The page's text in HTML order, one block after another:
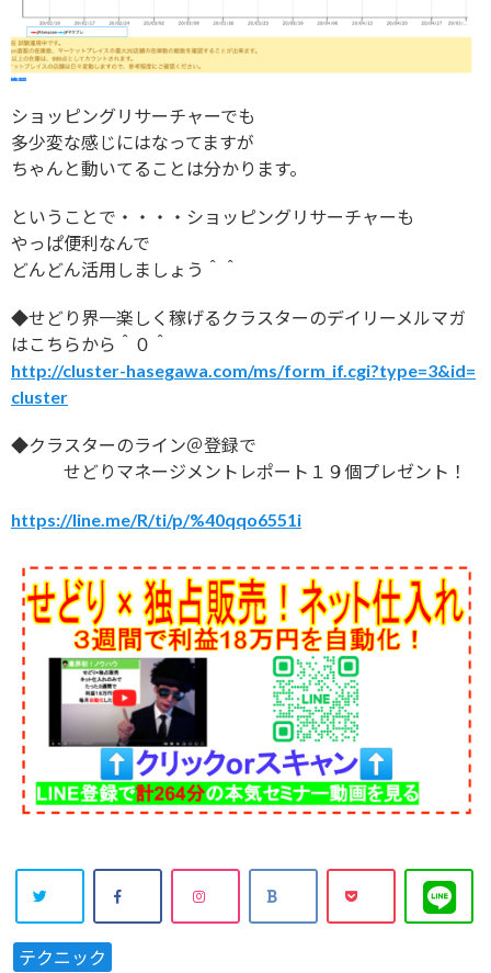
ショッピングリサーチャーでも
多少変な感じにはなってますが
ちゃんと動いてることは分かります。
ということで・・・・ショッピングリサーチャーも
やっぱ便利なんで
どんどん活用しましょう＾＾
◆せどり界一楽しく稼げるクラスターのデイリーメルマガ
はこちらから＾０＾
http://cluster-hasegawa.com/ms/form_if.cgi?type=3&id=
cluster
◆クラスターのライン＠登録で
せどりマネージメントレポート１９個プレゼント！
https://line.me/R/ti/p/%40qqo6551i
テクニック